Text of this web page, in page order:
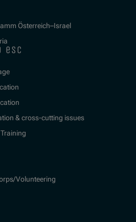
Österreich–Israel
esc
& cross-cutting issues
Volunteering